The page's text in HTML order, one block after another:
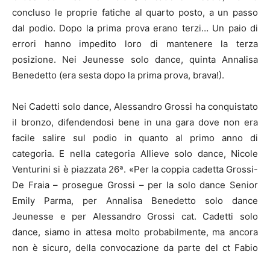
concluso le proprie fatiche al quarto posto, a un passo
dal podio. Dopo la prima prova erano terzi… Un paio di
errori hanno impedito loro di mantenere la terza
posizione. Nei Jeunesse solo dance, quinta Annalisa
Benedetto (era sesta dopo la prima prova, brava!).
Nei Cadetti solo dance, Alessandro Grossi ha conquistato
il bronzo, difendendosi bene in una gara dove non era
facile salire sul podio in quanto al primo anno di
categoria. E nella categoria Allieve solo dance, Nicole
Venturini si è piazzata 26ª. «Per la coppia cadetta Grossi-
De Fraia – prosegue Grossi – per la solo dance Senior
Emily Parma, per Annalisa Benedetto solo dance
Jeunesse e per Alessandro Grossi cat. Cadetti solo
dance, siamo in attesa molto probabilmente, ma ancora
non è sicuro, della convocazione da parte del ct Fabio